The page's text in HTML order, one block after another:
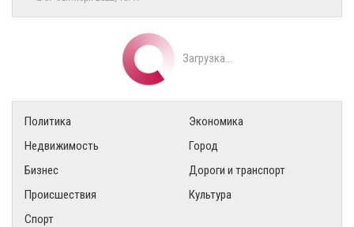
Загрузка...
Политика
Экономика
Недвижимость
Город
Бизнес
Дороги и транспорт
Происшествия
Культура
Спорт